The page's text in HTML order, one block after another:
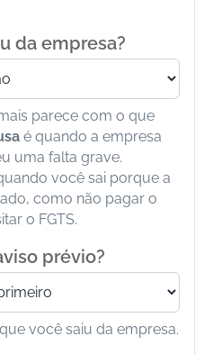
da empresa?
parece com o que
é quando a empresa
uma falta grave.
você sai porque a
como não pagar o
o FGTS.
prévio?
você saiu da empresa.